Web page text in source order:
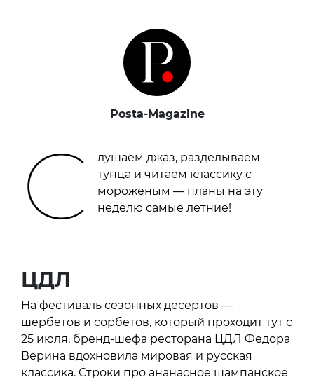
Posta-Magazine
С
лушаем джаз, разделываем
тунца и читаем классику с
мороженым — планы на эту
неделю самые летние!
ЦДЛ
На фестиваль сезонных десертов —
шербетов и сорбетов, который проходит тут с
25 июля, бренд-шефа ресторана ЦДЛ Федора
Верина вдохновила мировая и русская
классика. Строки про ананасное шампанское